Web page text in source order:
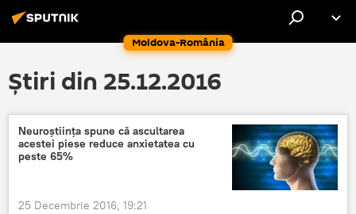
Moldova-România
Știri din 25.12.2016
Neuroştiinţa spune că ascultarea
acestei piese reduce anxietatea cu
peste 65%
25 Decembrie 2016, 19:21